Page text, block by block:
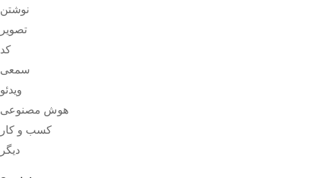
نوشتن
تصویر
کد
سمعی
ویدئو
هوش مصنوعی
کسب و کار
دیگر